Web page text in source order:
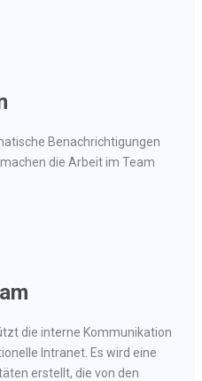
Benachrichtigungen
die Arbeit im Team
die interne Kommunikation
Intranet. Es wird eine
erstellt, die von den